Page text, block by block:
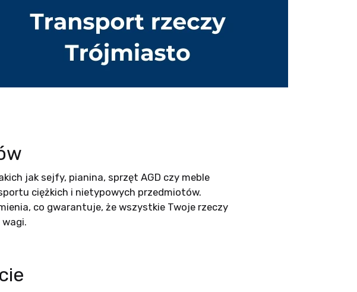
jak sejfy, pianina, sprzęt AGD czy meble
ciężkich i nietypowych przedmiotów.
co gwarantuje, że wszystkie Twoje rzeczy